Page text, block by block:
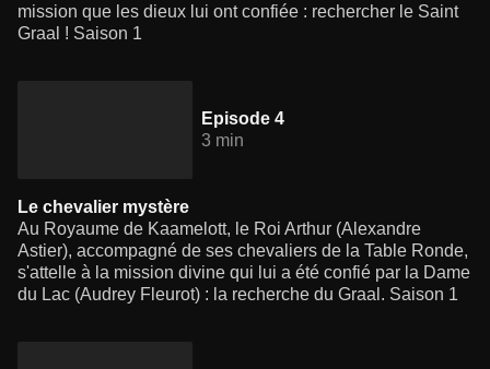
mission que les dieux lui ont confiée : rechercher le Saint
Graal ! Saison 1
Episode 4
3 min
Le chevalier mystère
Au Royaume de Kaamelott, le Roi Arthur (Alexandre
Astier), accompagné de ses chevaliers de la Table Ronde,
s'attelle à la mission divine qui lui a été confié par la Dame
du Lac (Audrey Fleurot) : la recherche du Graal. Saison 1